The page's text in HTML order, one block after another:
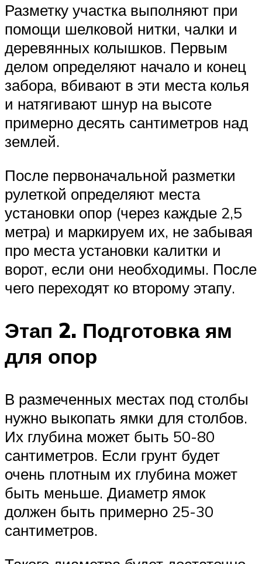
Разметку участка выполняют при
помощи шелковой нитки, чалки и
деревянных колышков. Первым
делом определяют начало и конец
забора, вбивают в эти места колья
и натягивают шнур на высоте
примерно десять сантиметров над
землей.
После первоначальной разметки
рулеткой определяют места
установки опор (через каждые 2,5
метра) и маркируем их, не забывая
про места установки калитки и
ворот, если они необходимы. После
чего переходят ко второму этапу.
Этап 2. Подготовка ям
для опор
В размеченных местах под столбы
нужно выкопать ямки для столбов.
Их глубина может быть 50-80
сантиметров. Если грунт будет
очень плотным их глубина может
быть меньше. Диаметр ямок
должен быть примерно 25-30
сантиметров.